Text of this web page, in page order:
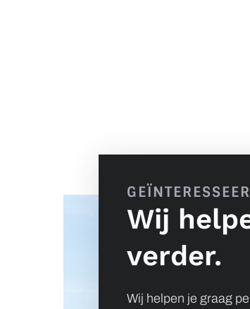
Wij
verder.
Wij helpen je graag